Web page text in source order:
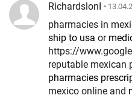
RichardslonI •
pharmacies in
ship to usa or
https://
reputable mexican
pharmacies
mexico online and